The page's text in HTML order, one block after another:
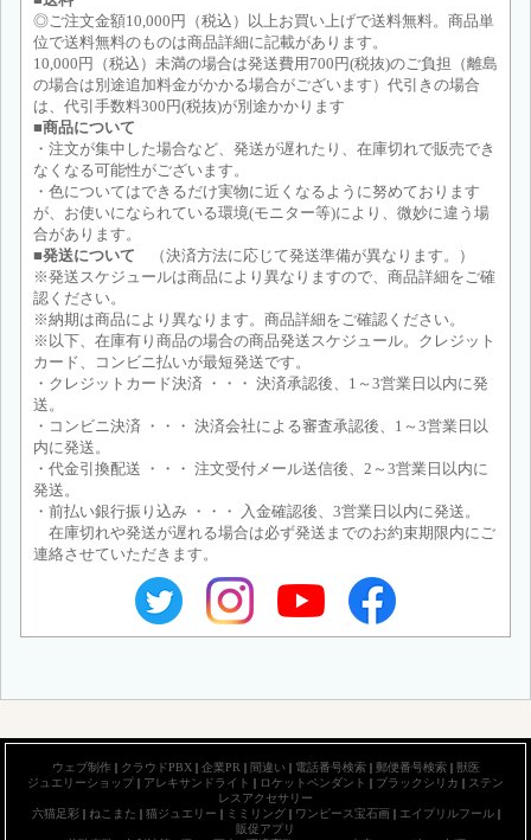
◎ご注文金額10,000円（税込）以上お買い上げで送料無料。商品単
位で送料無料のものは商品詳細に記載があります。
10,000円（税込）未満の場合は発送費用700円(税抜)のご負担（離島
の場合は別途追加料金がかかる場合がございます）代引きの場合
は、代引手数料300円(税抜)が別途かかります
■商品について
・注文が集中した場合など、発送が遅れたり、在庫切れで販売でき
なくなる可能性がございます。
・色についてはできるだけ実物に近くなるように努めております
が、お使いになられている環境(モニター等)により、微妙に違う場
合があります。
■発送について （決済方法に応じて発送準備が異なります。）
※発送スケジュールは商品により異なりますので、商品詳細をご確
認ください。
※納期は商品により異なります。商品詳細をご確認ください。
※以下、在庫有り商品の場合の商品発送スケジュール。クレジット
カード、コンビニ払いが最短発送です。
・クレジットカード決済 ・・・ 決済承認後、1～3営業日以内に発
送。
・コンビニ決済 ・・・ 決済会社による審査承認後、1～3営業日以
内に発送。
・代金引換配送 ・・・ 注文受付メール送信後、2～3営業日以内に
発送。
・前払い銀行振り込み ・・・ 入金確認後、3営業日以内に発送。
在庫切れや発送が遅れる場合は必ず発送までのお約束期限内にご
連絡させていただきます。
ウェブ制作| クラウドPBX| 企業PR | 間違い | 電話番号検索| 郵便番号検索| 獣医
ジュエリーショップ | アレキサンドライト | ロケットペンダント | ブラックシリカ | ステン
レスアクセサリー
六猫足彩| ねこまた | 猫ジュエリー | ミミリング| ワンピース宝石画| エイプリルフール|
販促アプリ